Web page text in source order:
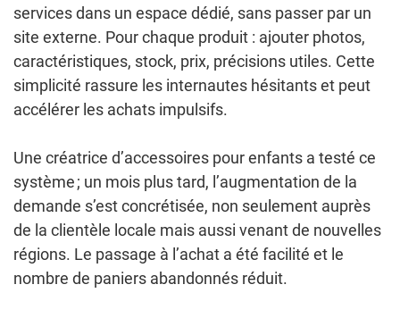
services dans un espace dédié, sans passer par un
site externe. Pour chaque produit : ajouter photos,
caractéristiques, stock, prix, précisions utiles. Cette
simplicité rassure les internautes hésitants et peut
accélérer les achats impulsifs.
Une créatrice d’accessoires pour enfants a testé ce
système ; un mois plus tard, l’augmentation de la
demande s’est concrétisée, non seulement auprès
de la clientèle locale mais aussi venant de nouvelles
régions. Le passage à l’achat a été facilité et le
nombre de paniers abandonnés réduit.